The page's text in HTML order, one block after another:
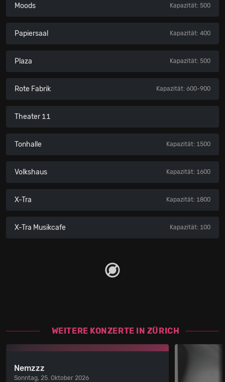
Moods Kapazität: 500
Papiersaal Kapazität: 400
Plaza Kapazität: 500
Rote Fabrik Kapazität: 600-900
Theater 11
Tonhalle Kapazität: 1500
Volkshaus Kapazität: 1600
X-Tra Kapazität: 1800
X-Tra Musikcafe Kapazität: 100
WEITERE KONZERTE IN ZÜRICH
Nemzzz
Sonntag, 25. Oktober 2026